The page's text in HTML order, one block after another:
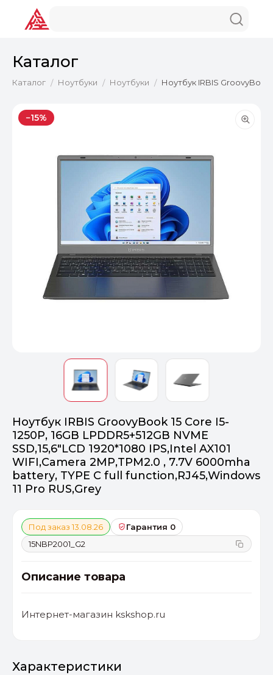
Каталог
Каталог / Ноутбуки / Ноутбуки / Ноутбук IRBIS GroovyBook
−15%
Ноутбук IRBIS GroovyBook 15 Core I5-
1250P, 16GB LPDDR5+512GB NVME
SSD,15,6"LCD 1920*1080 IPS,Intel AX101
WIFI,Camera 2MP,TPM2.0 , 7.7V 6000mha
battery, TYPE C full function,RJ45,Windows
11 Pro RUS,Grey
Под заказ 13.08.26
Гарантия 0
15NBP2001_G2
Описание товара
Интернет-магазин kskshop.ru
Характеристики